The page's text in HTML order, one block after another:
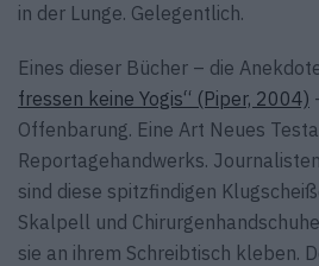
in der Lunge. Gelegentlich.
Eines dieser Bücher – die
fressen keine Yogis“ (Piper, 2004)
Offenbarung. Eine Art Neues
Reportagehandwerks.
sind diese spitzfindigen
Skalpell und
sie an ihrem Schreibtisch kleben.